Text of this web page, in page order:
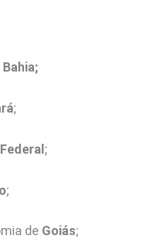
Bahia;
;
;
;
de Goiás;